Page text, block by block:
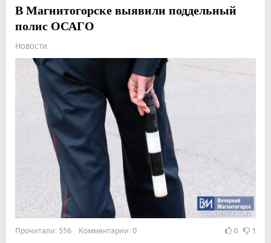
В Магнитогорске выявили поддельный
полис ОСАГО
Новости
Прочитали: 556 Комментарии: 0 0 1